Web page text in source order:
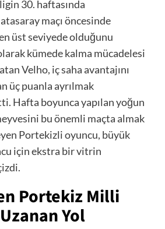
30. haftasında
maçı öncesinde
üst seviyede olduğunu
kümede kalma mücadelesi
Velho, iç saha avantajını
üç puanla ayrılmak
Hafta boyunca yapılan yoğun
bu önemli maçta almak
Portekizli oyuncu, büyük
için ekstra bir vitrin
Portekiz Milli
Yol